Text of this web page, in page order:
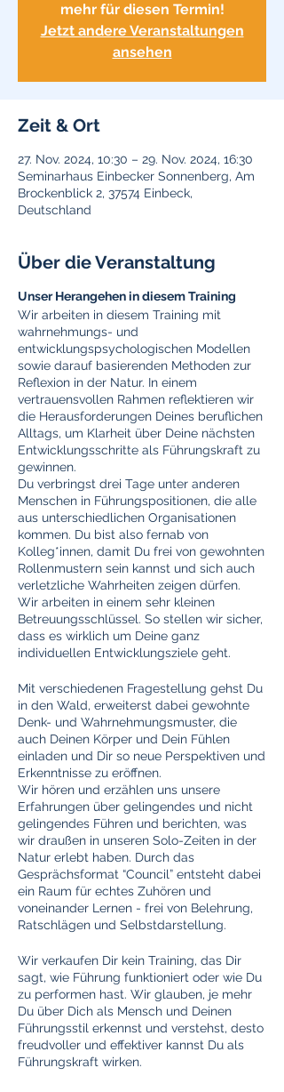
mehr für diesen Termin!
Jetzt andere Veranstaltungen
ansehen
Zeit & Ort
27. Nov. 2024, 10:30 – 29. Nov. 2024, 16:30
Seminarhaus Einbecker Sonnenberg, Am
Brockenblick 2, 37574 Einbeck,
Deutschland
Über die Veranstaltung
Unser Herangehen in diesem Training
Wir arbeiten in diesem Training mit
wahrnehmungs- und
entwicklungspsychologischen Modellen
sowie darauf basierenden Methoden zur
Reflexion in der Natur. In einem
vertrauensvollen Rahmen reflektieren wir
die Herausforderungen Deines beruflichen
Alltags, um Klarheit über Deine nächsten
Entwicklungsschritte als Führungskraft zu
gewinnen.
Du verbringst drei Tage unter anderen
Menschen in Führungspositionen, die alle
aus unterschiedlichen Organisationen
kommen. Du bist also fernab von
Kolleg*innen, damit Du frei von gewohnten
Rollenmustern sein kannst und sich auch
verletzliche Wahrheiten zeigen dürfen.
Wir arbeiten in einem sehr kleinen
Betreuungsschlüssel. So stellen wir sicher,
dass es wirklich um Deine ganz
individuellen Entwicklungsziele geht.
Mit verschiedenen Fragestellung gehst Du
in den Wald, erweiterst dabei gewohnte
Denk- und Wahrnehmungsmuster, die
auch Deinen Körper und Dein Fühlen
einladen und Dir so neue Perspektiven und
Erkenntnisse zu eröffnen.
Wir hören und erzählen uns unsere
Erfahrungen über gelingendes und nicht
gelingendes Führen und berichten, was
wir draußen in unseren Solo-Zeiten in der
Natur erlebt haben. Durch das
Gesprächsformat “Council” entsteht dabei
ein Raum für echtes Zuhören und
voneinander Lernen - frei von Belehrung,
Ratschlägen und Selbstdarstellung.
Wir verkaufen Dir kein Training, das Dir
sagt, wie Führung funktioniert oder wie Du
zu performen hast. Wir glauben, je mehr
Du über Dich als Mensch und Deinen
Führungsstil erkennst und verstehst, desto
freudvoller und effektiver kannst Du als
Führungskraft wirken.